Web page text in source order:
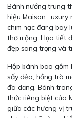
Bánh nướng trung
hiệu Maison Luxury
chim hạc đang bay
thơ mộng. Họa tiết
đẹp sang trọng và
Hộp bánh bao gồm
sấy dẻo, hồng trà
đa dạng. Bánh
thức riêng biệt của
giữa các hương vị